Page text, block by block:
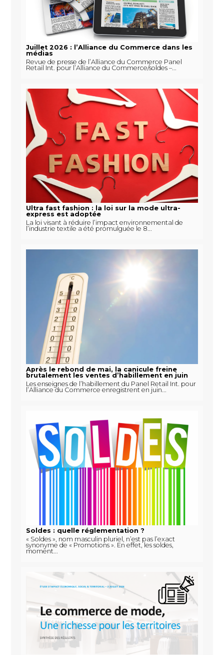
Juillet 2026 : l’Alliance du Commerce dans les
médias
Revue de presse de l’Alliance du Commerce Panel
Retail Int. pour l’Alliance du Commerce/soldes –...
Ultra fast fashion : la loi sur la mode ultra-
express est adoptée
La loi visant à réduire l’impact environnemental de
l’industrie textile a été promulguée le 8...
Après le rebond de mai, la canicule freine
brutalement les ventes d’habillement en juin
Les enseignes de l’habillement du Panel Retail Int. pour
l’Alliance du Commerce enregistrent en juin...
Soldes : quelle réglementation ?
« Soldes », nom masculin pluriel, n’est pas l’exact
synonyme de « Promotions ». En effet, les soldes,
moment...